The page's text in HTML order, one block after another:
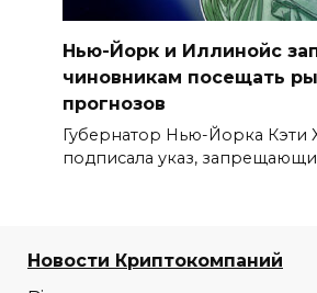
Нью-Йорк и Иллинойс
чиновникам посещать
прогнозов
Губернатор Нью-Йорка Кэти
подписала указ,
Новости Криптокомпаний